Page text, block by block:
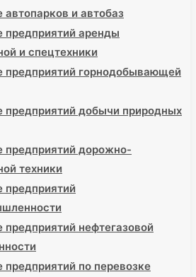
и автобаз
предприятий аренды
и спецтехники
предприятий горнодобывающей
предприятий добычи природных
предприятий дорожно-
техники
нефтегазовой
по перевозке